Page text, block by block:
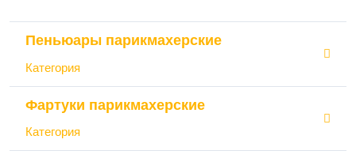
Пеньюары парикмахерские
Категория
Фартуки парикмахерские
Категория